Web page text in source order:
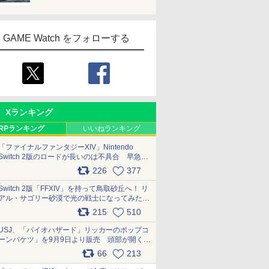
GAME Watch をフォローする
Xランキング
ランキング いいねランキング
ファイナルファンタジーXIV」Nintendo
2版のロードが長いのは不具合 早急に
ップデートできるよう対応中226 377
2版「FFXIV」を持って鳥取砂丘へ！ リ
ル・サゴリー砂漠で光の戦士になってみた
215 510
、「バイオハザード」リッカーのポップコ
ンバケツ」を9月9日より販売 頭部が開く仕
み。味は恐怖を堪のう「味噌フレーバー」
66 213